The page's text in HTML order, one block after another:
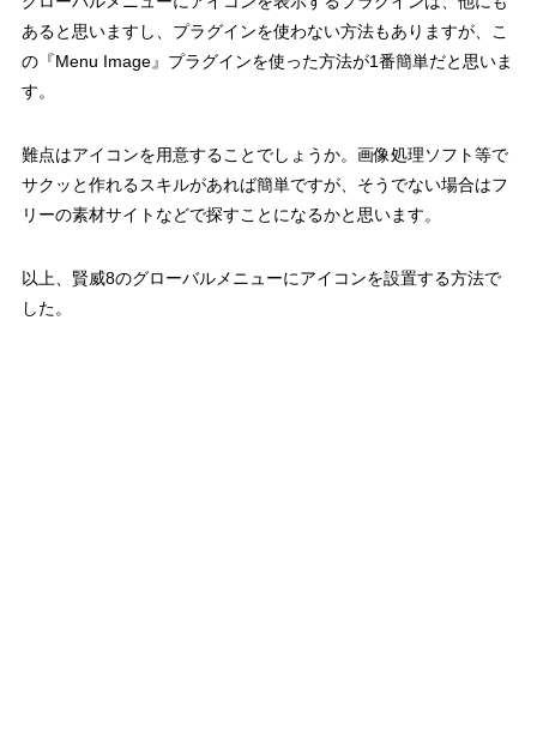
あると思いますし、プラグインを使わない方法もありますが、こ
の『Menu Image』プラグインを使った方法が1番簡単だと思いま
す。
難点はアイコンを用意することでしょうか。画像処理ソフト等で
サクッと作れるスキルがあれば簡単ですが、そうでない場合はフ
リーの素材サイトなどで探すことになるかと思います。
以上、賢威8のグローバルメニューにアイコンを設置する方法で
した。